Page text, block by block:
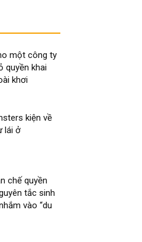
một công ty
quyền khai
khơi
kiện về
lái ở
chế quyền
tắc sinh
vào “du